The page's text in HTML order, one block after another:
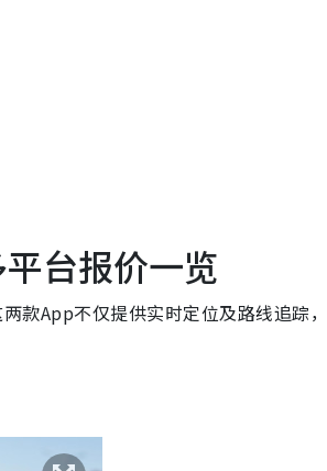
台报价一览
款App不仅提供实时定位及路线追踪